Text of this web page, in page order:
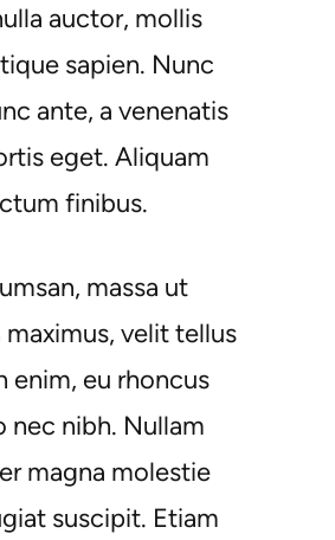
auctor, mollis
sapien. Nunc
ante, a venenatis
eget. Aliquam
finibus.
massa ut
maximus, velit tellus
enim, eu rhoncus
nec nibh. Nullam
magna molestie
suscipit. Etiam